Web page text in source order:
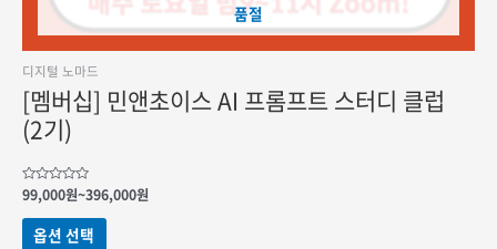
품절
디지털 노마드
[멤버십] 민앤초이스 AI 프롬프트 스터디 클럽
(2기)
5
중에서
0
로
평가됨
99,000원~396,000원
옵션 선택
여러